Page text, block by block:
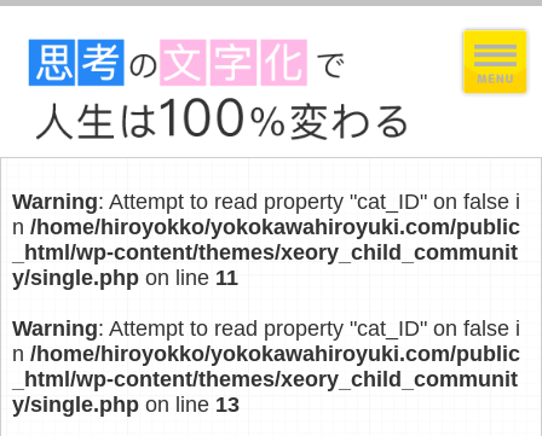
Warning: Attempt to read property "cat_ID" on false i
n /home/hiroyokko/yokokawahiroyuki.com/public
_html/wp-content/themes/xeory_child_communit
y/single.phpon line 11
Warning: Attempt to read property "cat_ID" on false i
n /home/hiroyokko/yokokawahiroyuki.com/public
_html/wp-content/themes/xeory_child_communit
y/single.phpon line 13